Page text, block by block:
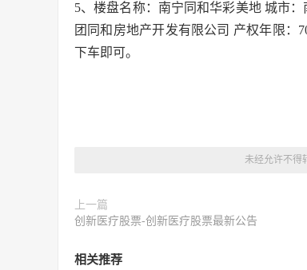
5、楼盘名称：南宁同和华彩美地 城市
团同和房地产开发有限公司 产权年限：
下车即可。
未经允许不得
上一篇
创新医疗股票-创新医疗股票最新公告
相关推荐